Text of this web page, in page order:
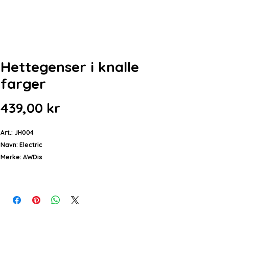
Hettegenser i knalle
farger
439,00 kr
Art.: JH004
Navn: Electric
Merke: AWDis
Størrelser: S - 2XL